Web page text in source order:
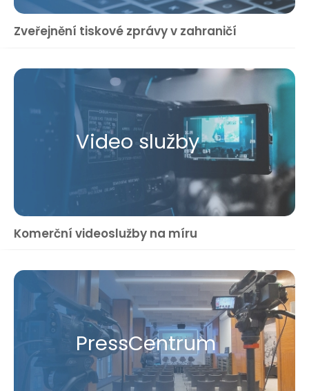
Zveřejnění tiskové zprávy v zahraničí
Video služby
Komerční videoslužby na míru
Press​Centrum